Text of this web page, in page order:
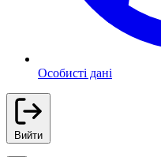
Особисті дані
Вийти